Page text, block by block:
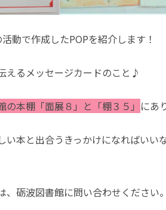
活動で作成したPOPを紹介します！
えるメッセージカードのこと♪
の本棚「面展８」と「棚３５」 にあ
い本と出合うきっかけになればいい
、砺波図書館に問い合わせください。